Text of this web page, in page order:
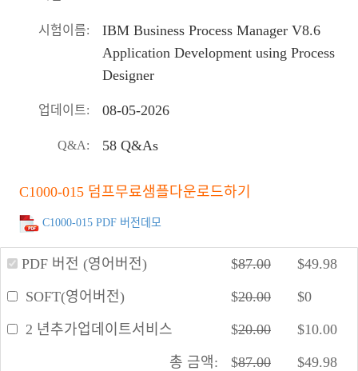
시험이름:
IBM Business Process Manager V8.6
Application Development using Process
Designer
업데이트: 08-05-2026
Q&A: 58 Q&As
C1000-015 덤프무료샘플다운로드하기
C1000-015 PDF 버전데모
PDF 버전 (영어버전) $87.00 $49.98
SOFT(영어버전) $20.00 $0
2 년추가업데이트서비스 $20.00 $10.00
총 금액: $87.00 $49.98